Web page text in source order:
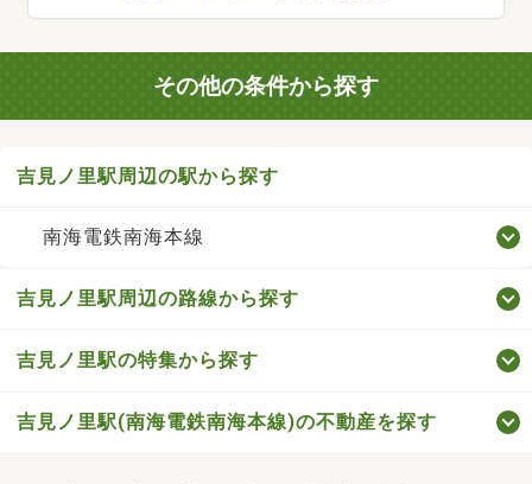
その他の条件から探す
吉見ノ里駅周辺の駅から探す
南海電鉄南海本線
吉見ノ里駅周辺の路線から探す
吉見ノ里駅の特集から探す
吉見ノ里駅(南海電鉄南海本線)の不動産を探す